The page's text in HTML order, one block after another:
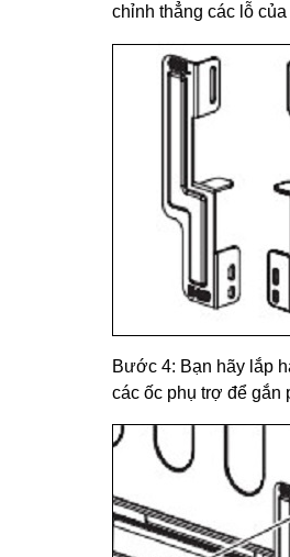
chỉnh thẳng các lỗ
Bước 4: Bạn hãy lắp
các ốc phụ trợ để gắn